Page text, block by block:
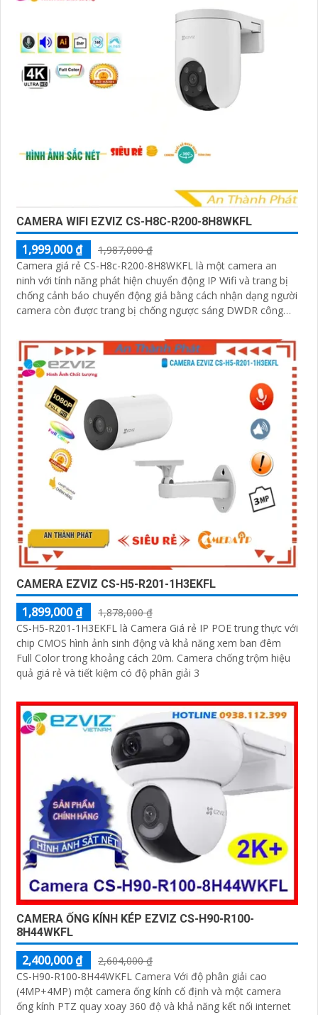
CAMERA WIFI EZVIZ CS-H8C-R200-8H8WKFL
1,999,000 ₫
1,987,000 ₫
Camera giá rẻ CS-H8c-R200-8H8WKFL là một camera an
ninh với tính năng phát hiện chuyển động IP Wifi và trang bị
chống cảnh báo chuyển động giả bằng cách nhận dạng người
camera còn được trang bị chống ngược sáng DWDR công
nhỏ gọn xoay 360 độ và có khe cắm thẻ nhớ Micro SD
512GB với khả năng thu âm và phát âm thanh to rõ
CAMERA EZVIZ CS-H5-R201-1H3EKFL
1,899,000 ₫
1,878,000 ₫
CS-H5-R201-1H3EKFL là Camera Giá rẻ IP POE trung thực với
chip CMOS hình ảnh sinh động và khả năng xem ban đêm
Full Color trong khoảng cách 20m. Camera chống trộm hiệu
quả giá rẻ và tiết kiệm có độ phân giải 3
CAMERA ỐNG KÍNH KÉP EZVIZ CS-H90-R100-
8H44WKFL
2,400,000 ₫
2,604,000 ₫
CS-H90-R100-8H44WKFL Camera Với độ phân giải cao
(4MP+4MP) một camera ống kính cố định và một camera
ống kính PTZ quay xoay 360 độ và khả năng kết nối internet